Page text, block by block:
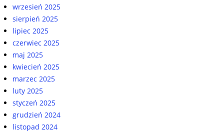
wrzesień 2025
sierpień 2025
lipiec 2025
czerwiec 2025
maj 2025
kwiecień 2025
marzec 2025
luty 2025
styczeń 2025
grudzień 2024
listopad 2024